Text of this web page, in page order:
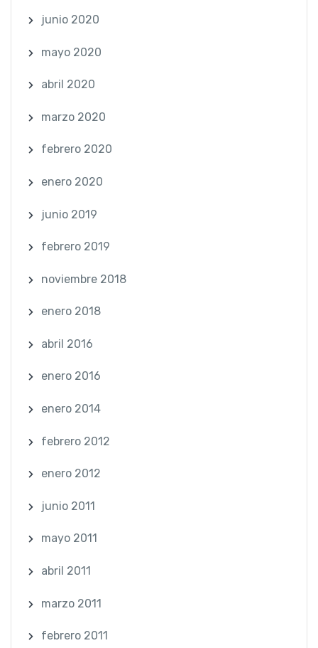
junio 2020
mayo 2020
abril 2020
marzo 2020
febrero 2020
enero 2020
junio 2019
febrero 2019
noviembre 2018
enero 2018
abril 2016
enero 2016
enero 2014
febrero 2012
enero 2012
junio 2011
mayo 2011
abril 2011
marzo 2011
febrero 2011